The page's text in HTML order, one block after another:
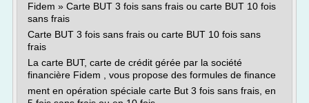
Fidem » Carte BUT 3 fois sans frais ou carte BUT 10 fois
sans frais
Carte BUT 3 fois sans frais ou carte BUT 10 fois sans
frais
La carte BUT, carte de crédit gérée par la société
financière Fidem , vous propose des formules de finance
ment en opération spéciale carte But 3 fois sans frais, en